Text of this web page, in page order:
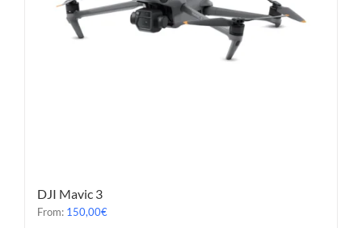
DJI Mavic 3
From: 150,00€